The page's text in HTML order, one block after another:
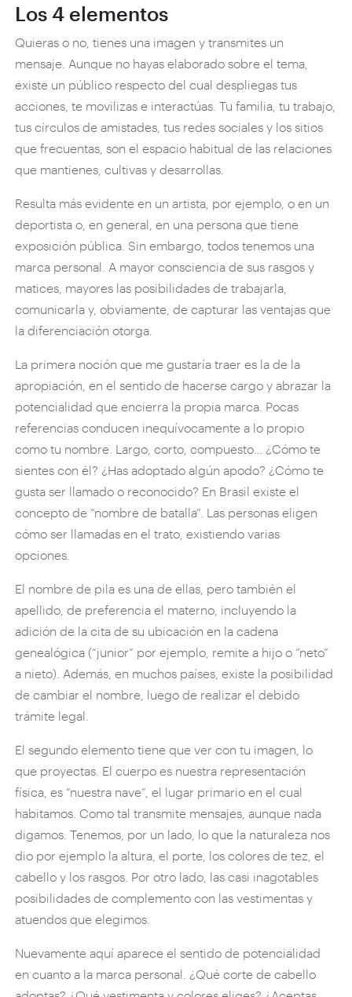
Los 4 elementos
Quieras o no, tienes una imagen y transmites un
mensaje. Aunque no hayas elaborado sobre el tema,
existe un público respecto del cual despliegas tus
acciones, te movilizas e interactúas. Tu familia, tu trabajo,
tus círculos de amistades, tus redes sociales y los sitios
que frecuentas, son el espacio habitual de las relaciones
que mantienes, cultivas y desarrollas.
Resulta más evidente en un artista, por ejemplo, o en un
deportista o, en general, en una persona que tiene
exposición pública. Sin embargo, todos tenemos una
marca personal. A mayor consciencia de sus rasgos y
matices, mayores las posibilidades de trabajarla,
comunicarla y, obviamente, de capturar las ventajas que
la diferenciación otorga.
La primera noción que me gustaría traer es la de la
apropiación, en el sentido de hacerse cargo y abrazar la
potencialidad que encierra la propia marca. Pocas
referencias conducen inequívocamente a lo propio
como tu nombre. Largo, corto, compuesto… ¿Cómo te
sientes con él? ¿Has adoptado algún apodo? ¿Cómo te
gusta ser llamado o reconocido? En Brasil existe el
concepto de “nombre de batalla”. Las personas eligen
cómo ser llamadas en el trato, existiendo varias
opciones.
El nombre de pila es una de ellas, pero también el
apellido, de preferencia el materno, incluyendo la
adición de la cita de su ubicación en la cadena
genealógica (“junior” por ejemplo, remite a hijo o “neto”
a nieto). Además, en muchos países, existe la posibilidad
de cambiar el nombre, luego de realizar el debido
trámite legal.
El segundo elemento tiene que ver con tu imagen, lo
que proyectas. El cuerpo es nuestra representación
física, es “nuestra nave”, el lugar primario en el cual
habitamos. Como tal transmite mensajes, aunque nada
digamos. Tenemos, por un lado, lo que la naturaleza nos
dio por ejemplo la altura, el porte, los colores de tez, el
cabello y los rasgos. Por otro lado, las casi inagotables
posibilidades de complemento con las vestimentas y
atuendos que elegimos.
Nuevamente aquí aparece el sentido de potencialidad
en cuanto a la marca personal. ¿Qué corte de cabello